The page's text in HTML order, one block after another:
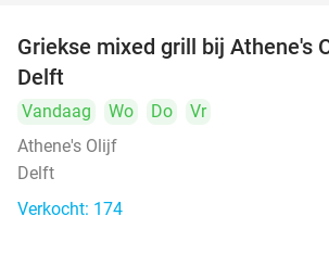
Griekse mixed grill bij Athene's
Delft
Vandaag Wo Do
Vr
Athene's Olijf
Delft
Verkocht: 174